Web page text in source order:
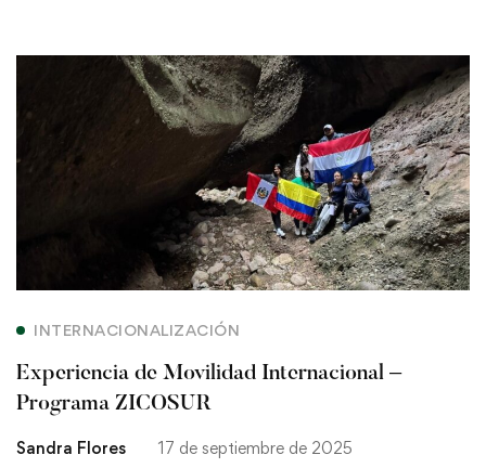
Experiencia
de
Movilidad
Internacional
Programa
ZICOSUR
INTERNACIONALIZACIÓN
Experiencia de Movilidad Internacional –
Programa ZICOSUR
Sandra Flores
17 de septiembre de 2025